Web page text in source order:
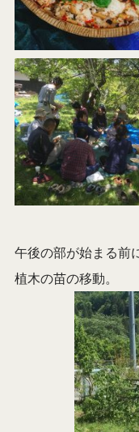
午後の部が始まる前
植木の苗の移動。